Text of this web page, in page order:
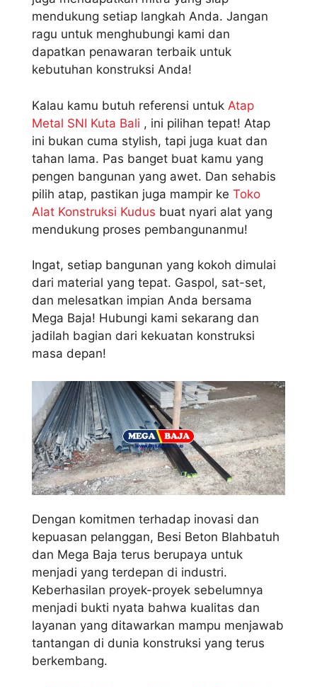
mendukung setiap langkah Anda. Jangan
ragu untuk menghubungi kami dan
dapatkan penawaran terbaik untuk
kebutuhan konstruksi Anda!
Kalau kamu butuh referensi untuk Atap
Metal SNI Kuta Bali , ini pilihan tepat! Atap
ini bukan cuma stylish, tapi juga kuat dan
tahan lama. Pas banget buat kamu yang
pengen bangunan yang awet. Dan sehabis
pilih atap, pastikan juga mampir ke Toko
Alat Konstruksi Kudus buat nyari alat yang
mendukung proses pembangunanmu!
Ingat, setiap bangunan yang kokoh dimulai
dari material yang tepat. Gaspol, sat-set,
dan melesatkan impian Anda bersama
Mega Baja! Hubungi kami sekarang dan
jadilah bagian dari kekuatan konstruksi
masa depan!
Dengan komitmen terhadap inovasi dan
kepuasan pelanggan, Besi Beton Blahbatuh
dan Mega Baja terus berupaya untuk
menjadi yang terdepan di industri.
Keberhasilan proyek-proyek sebelumnya
menjadi bukti nyata bahwa kualitas dan
layanan yang ditawarkan mampu menjawab
tantangan di dunia konstruksi yang terus
berkembang.